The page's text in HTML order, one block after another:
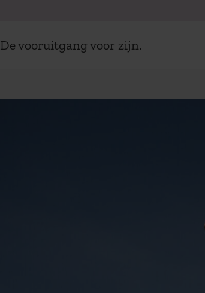
De vooruitgang voor zijn.